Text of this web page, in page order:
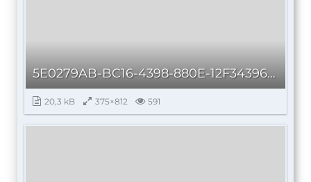
5E0279AB-BC16-4398-880E-12F3439635FB_autoscaled.jpg
20,3 kB 375×812 591